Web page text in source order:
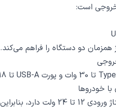
خروجی است:
همزمان دو دستگاه را فراهم می‌کند.
با خودروها
و حتی ون و کامیون استفاده کرد.